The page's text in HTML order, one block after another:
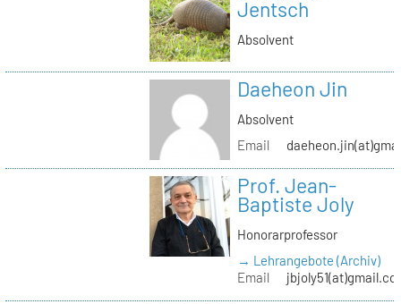
Jentsch
Absolvent
Daeheon Jin
Absolvent
Email
Prof. Jean-
Baptiste Joly
Honorarprofessor
→ Lehrangebote (Archiv)
Email